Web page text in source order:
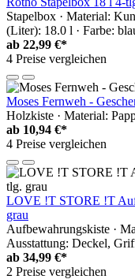
Stapelbox · Material:
(Liter): 18.0 l · Farbe:
ab 22,99 €*
4 Preise vergleichen
Moses Fernweh -
Holzkiste · Material:
ab 10,94 €*
4 Preise vergleichen
LOVE !T STORE !T
grau
Aufbewahrungskiste ·
Ausstattung: Deckel,
ab 34,99 €*
2 Preise vergleichen